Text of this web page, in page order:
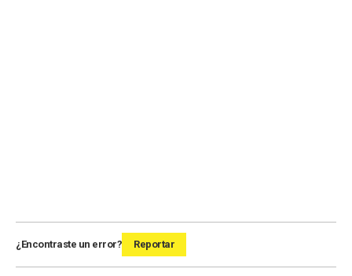
¿Encontraste un error? Reportar